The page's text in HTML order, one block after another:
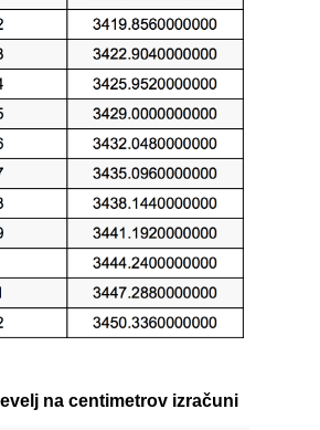
na centimetrov izračuni